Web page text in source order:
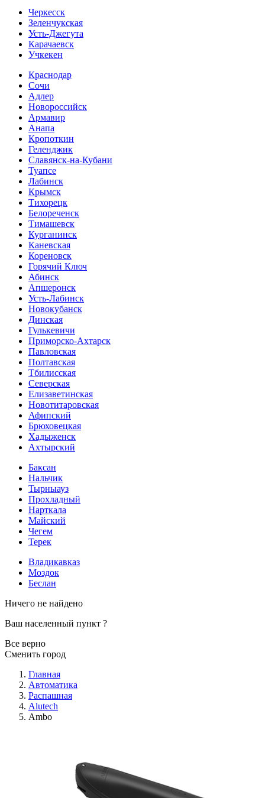
Черкесск
Зеленчукская
Усть-Джегута
Карачаевск
Учкекен
Краснодар
Сочи
Адлер
Новороссийск
Армавир
Анапа
Кропоткин
Геленджик
Славянск-на-Кубани
Туапсе
Лабинск
Крымск
Тихорецк
Белореченск
Тимашевск
Курганинск
Каневская
Кореновск
Горячий Ключ
Абинск
Апшеронск
Усть-Лабинск
Новокубанск
Динская
Гулькевичи
Приморско-Ахтарск
Павловская
Полтавская
Тбилисская
Северская
Елизаветинская
Новотитаровская
Афипский
Брюховецкая
Хадыженск
Ахтырский
Баксан
Нальчик
Тырныауз
Прохладный
Нарткала
Майский
Чегем
Терек
Владикавказ
Моздок
Беслан
Ничего не найдено
Ваш населенный пункт ?
Все верно
Сменить город
Главная
Автоматика
Распашная
Alutech
Ambo